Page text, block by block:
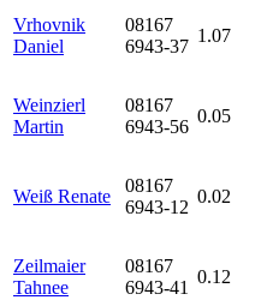
Vrhovnik
Daniel
08167
6943-37
1.07
Weinzierl
Martin
08167
6943-56
0.05
Weiß Renate
08167
6943-12
0.02
Zeilmaier
Tahnee
08167
6943-41
0.12